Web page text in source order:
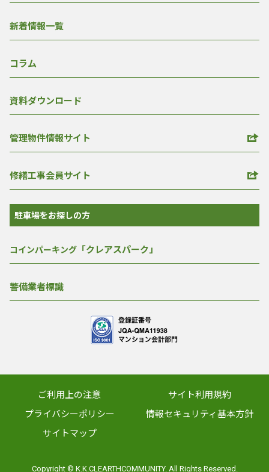
新着情報一覧
コラム
資料ダウンロード
管理物件情報サイト
修繕工事会員サイト
駐車場をお探しの方
コインパーキング 「クレアスパーク」
警備業者標識
ご利用上の注意
サイト利用規約
プライバシーポリシー
情報セキュリティ基本方針
サイトマップ
Copyright © K.K.CLEARTHCOMMUNITY. All Rights Reserved.